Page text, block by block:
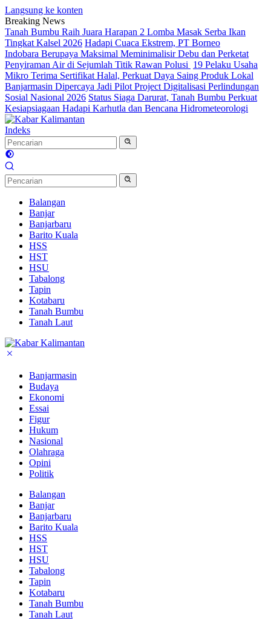
Langsung ke konten
Breaking News
Tanah Bumbu Raih Juara Harapan 2 Lomba Masak Serba Ikan
Tingkat Kalsel 2026 Hadapi Cuaca Ekstrem, PT Borneo
Indobara Berupaya Maksimal Meminimalisir Debu dan Perketat
Penyiraman Air di Sejumlah Titik Rawan Polusi 19 Pelaku Usaha
Mikro Terima Sertifikat Halal, Perkuat Daya Saing Produk Lokal
Banjarmasin Dipercaya Jadi Pilot Project Digitalisasi Perlindungan
Sosial Nasional 2026 Status Siaga Darurat, Tanah Bumbu Perkuat
Kesiapsiagaan Hadapi Karhutla dan Bencana Hidrometeorologi
Indeks
Balangan
Banjar
Banjarbaru
Barito Kuala
HSS
HST
HSU
Tabalong
Tapin
Kotabaru
Tanah Bumbu
Tanah Laut
Banjarmasin
Budaya
Ekonomi
Essai
Figur
Hukum
Nasional
Olahraga
Opini
Politik
Balangan
Banjar
Banjarbaru
Barito Kuala
HSS
HST
HSU
Tabalong
Tapin
Kotabaru
Tanah Bumbu
Tanah Laut